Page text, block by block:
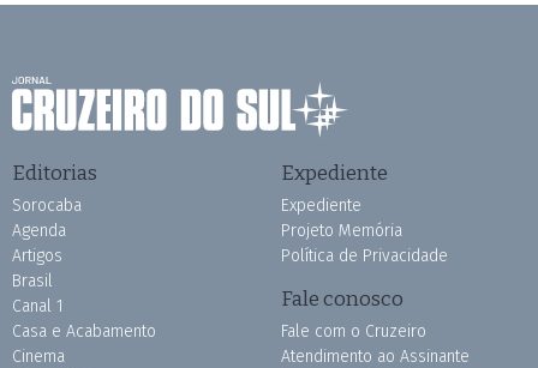
Editorias
Sorocaba
Agenda
Artigos
Brasil
Canal 1
Casa e Acabamento
Cinema
Expediente
Expediente
Projeto Memória
Política de Privacidade
Fale conosco
Fale com o Cruzeiro
Atendimento ao Assinante